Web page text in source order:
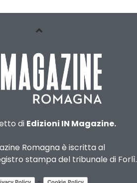
di Edizioni IN Magazine.
Romagna è iscritta al
stampa del tribunale di Forlì.